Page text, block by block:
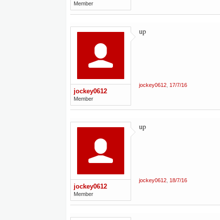
Member
jockey0612
Member
up
jockey0612 17/7/16
jockey0612
Member
up
jockey0612 18/7/16